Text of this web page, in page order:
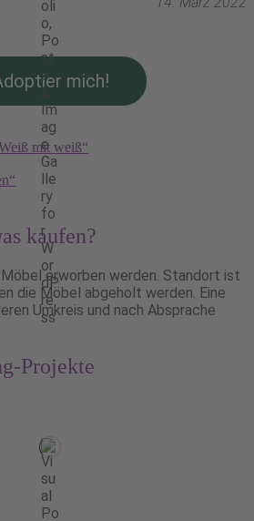
mich!
mit weiß“
kaufen?
Möbel erworben werden. Standort ist
die Möbel abgeholt werden. Eine
Umkreis und nach Absprache
Projekte